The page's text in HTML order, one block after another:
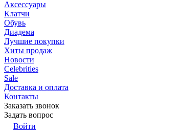
Аксессуары
Клатчи
Обувь
Диадема
Лучшие покупки
Хиты продаж
Новости
Celebrities
Sale
Доставка и оплата
Контакты
Заказать звонок
Задать вопрос
Войти